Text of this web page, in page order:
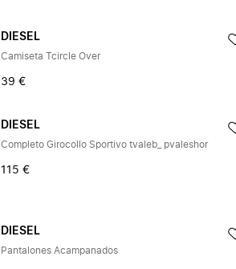
DIESEL
Camiseta Tcircle Over
39 €
DIESEL
Completo Girocollo Sportivo tvaleb_ pvaleshor
115 €
DIESEL
Pantalones Acampanados